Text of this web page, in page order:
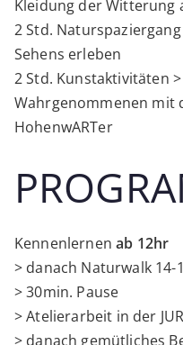
Kleidung der Witterung
2 Std.
Sehens erleben
2 Std. Kunstaktivitäten
Wahrgenommenen mit
HohenwARTer
Kennenlernenab 12hr
> danach Naturwalk 14-
> 30min. Pause
> Atelierarbeit in der
> danach gemütliches